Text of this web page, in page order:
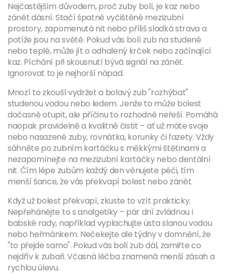
Nejčastějším důvodem, proč zuby bolí, je kaz nebo
zánět dásní. Stačí špatně vyčištěné mezizubní
prostory, zapomenutá nit nebo příliš sladká strava a
potíže jsou na světě. Pokud vás bolí zub na studené
nebo teplé, může jít o odhalený krček nebo začínající
kaz. Píchání při skousnutí bývá signál na zánět.
Ignorovat to je nejhorší nápad.
Mnozí to zkouší vydržet a bolavý zub "rozhýbat"
studenou vodou nebo ledem. Jenže to může bolest
dočasně otupit, ale příčinu to rozhodně neřeší. Pomáhá
naopak pravidelně a kvalitně čistit – ať už máte svoje
nebo nasazené zuby, rovnátka, korunky či fazety. Vždy
sáhněte po zubním kartáčku s měkkými štětinami a
nezapomínejte na mezizubní kartáčky nebo dentální
nit. Čím lépe zubům každý den věnujete péči, tím
menší šance, že vás překvapí bolest nebo zánět.
Když už bolest překvapí, zkuste to vzít prakticky.
Nepřehánějte to s analgetiky – pár dní zvládnou i
babské rady, například vyplachujte ústa slanou vodou
nebo heřmánkem. Nečekejte ale týdny v domnění, že
"to přejde samo". Pokud vás bolí zub dál, zamiřte co
nejdřív k zubaři. Včasná léčba znamená menší zásah a
rychlou úlevu.